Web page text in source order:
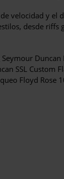
velocidad y el
desde riffs
SSL Custom
Floyd Rose